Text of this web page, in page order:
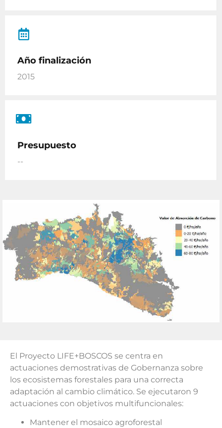
Año finalización
2015
Presupuesto
--
El Proyecto LIFE+BOSCOS se centra en
actuaciones demostrativas de Gobernanza sobre
los ecosistemas forestales para una correcta
adaptación al cambio climático. Se ejecutaron 9
actuaciones con objetivos multifuncionales:
Mantener el mosaico agroforestal